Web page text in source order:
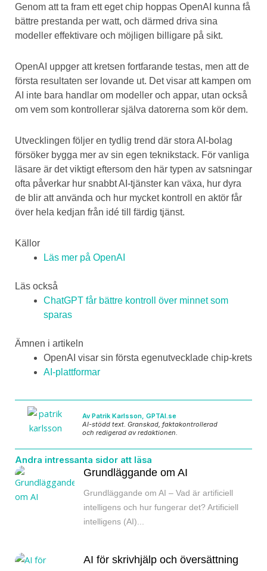
Genom att ta fram ett eget chip hoppas OpenAI kunna få
bättre prestanda per watt, och därmed driva sina
modeller effektivare och möjligen billigare på sikt.
OpenAI uppger att kretsen fortfarande testas, men att de
första resultaten ser lovande ut. Det visar att kampen om
AI inte bara handlar om modeller och appar, utan också
om vem som kontrollerar själva datorerna som kör dem.
Utvecklingen följer en tydlig trend där stora AI-bolag
försöker bygga mer av sin egen teknikstack. För vanliga
läsare är det viktigt eftersom den här typen av satsningar
ofta påverkar hur snabbt AI-tjänster kan växa, hur dyra
de blir att använda och hur mycket kontroll en aktör får
över hela kedjan från idé till färdig tjänst.
Källor
Läs mer på OpenAI
Läs också
ChatGPT får bättre kontroll över minnet som
sparas
Ämnen i artikeln
OpenAI visar sin första egenutvecklade chip-krets
AI-plattformar
Av Patrik Karlsson, GPTAI.se
AI-stödd text. Granskad, faktakontrollerad
och redigerad av redaktionen.
Andra intressanta sidor att läsa
Grundläggande om AI
Grundläggande om AI – Vad är artificiell
intelligens och hur fungerar det? Artificiell
intelligens (AI)...
AI för skrivhjälp och översättning